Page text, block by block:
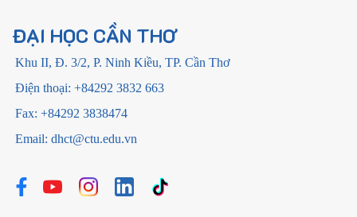
ĐẠI HỌC CẦN THƠ
Khu II, Đ. 3/2, P. Ninh Kiều, TP. Cần Thơ
Điện thoại: +84292 3832 663
Fax: +84292 3838474
Email: dhct@ctu.edu.vn